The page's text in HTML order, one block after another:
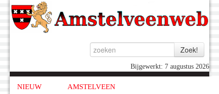
Bijgewerkt: 7 augustus 2026
NIEUW AMSTELVEEN